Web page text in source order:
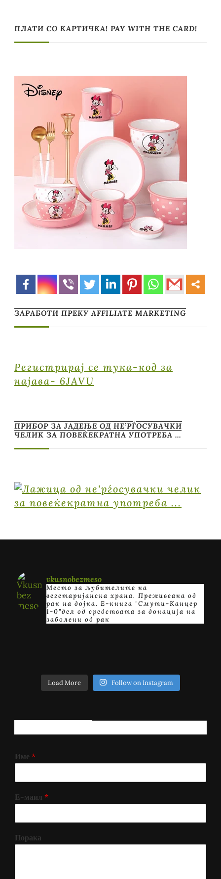
ПЛАТИ СО КАРТИЧКА! PAY WITH THE CARD!
ЗАРАБОТИ ПРЕКУ AFFILIATE MARKETING
Регистрирај се тука-код за
најава- 6JAVU
ПРИБОР ЗА ЈАДЕЊЕ ОД НЕ’РЃОСУВАЧКИ
ЧЕЛИК ЗА ПОВЕЌЕКРАТНА УПОТРЕБА …
vkusnobezmeso
Место за љубителите на
вегетаријанска храна. Преживеана од
рак на дојка. E-книга "Смути-Канцер
1-0"дел од средствата за донација на
заболени од рак
Load More Follow on Instagram
Име *
Е-маил *
Порака